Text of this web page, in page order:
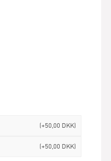
(+50,00 DKK)
(+50,00 DKK)